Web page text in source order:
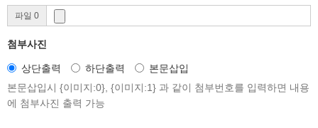
파일 0
첨부사진
상단출력 하단출력
본문삽입
본문삽입시 {이미지:0}, {이미지:1} 과 같이 첨부번호를 입력하면 내용
에 첨부사진 출력 가능